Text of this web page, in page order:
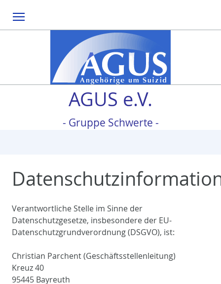
AGUS e.V.
- Gruppe Schwerte -
Verantwortliche Stelle im Sinne der
Datenschutzgesetze, insbesondere der EU-
Datenschutzgrundverordnung (DSGVO), ist:
Christian Parchent (Geschäftsstellenleitung)
Kreuz 40
95445 Bayreuth